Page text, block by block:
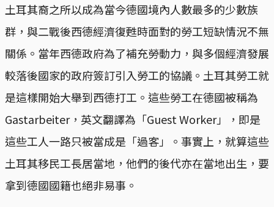
土耳其裔之所以成為當今德國境內人數最多的少數族
群，與二戰後西德經濟復甦時面對的勞工短缺情況不無
關係。當年西德政府為了補充勞動力，與多個經濟發展
較落後國家的政府簽訂引入勞工的協議。土耳其勞工就
是這樣開始大舉到西德打工。這些勞工在德國被稱為
Gastarbeiter，英文翻譯為「Guest Worker」，即是
這些工人一路只被當成是「過客」。事實上，就算這些
土耳其移民工長居當地，他們的後代亦在當地出生，要
拿到德國國籍也絕非易事。